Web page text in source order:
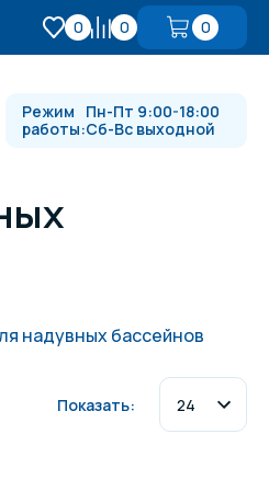
0 0 0
водяные пушки и
стойки
Режим
работы:
Пн-Пт 9:00-18:00
Сб-Вс выходной
надувных бассейнов
Показать: